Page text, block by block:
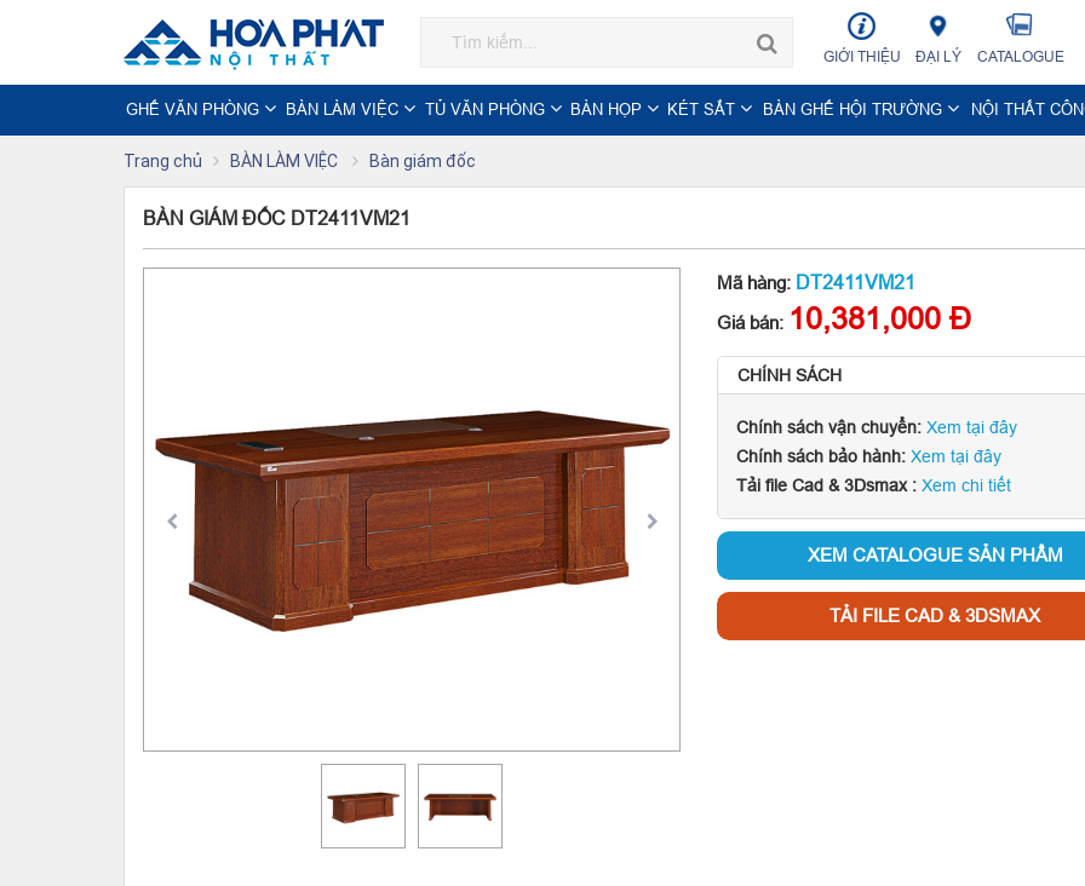
GIỚI THIỆU ĐẠI LÝ CATALOGUE
GHẾ VĂN PHÒNG BÀN LÀM VIỆC TỦ VĂN PHÒNG BÀN HỌP KÉT SẮT BÀN GHẾ HỘI TRƯỜNG NỘI THẤT
Trang chủ BÀN LÀM VIỆC Bàn giám đốc
BÀN GIÁM ĐỐC DT2411VM21
Mã hàng: DT2411VM21
Giá bán: 10,381,000 Đ
CHÍNH SÁCH
Chính sách vận chuyển:Xem tại đây
Chính sách bảo hành:Xem tại đây
Tải file Cad & 3Dsmax :Xem chi tiết
XEM CATALOGUE SẢN PHẨM
TẢI FILE CAD & 3DSMAX